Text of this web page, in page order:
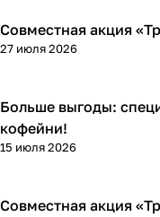
Кросс-акции
27 июля 2026
Совместная акция
Кросс-акции
15 июля 2026
Больше выгоды:
кофейни!
Кросс-акции
Совместная акция